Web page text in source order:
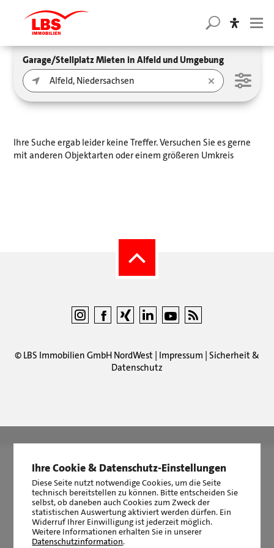
Garage/Stellplatz Mieten in Alfeld und Umgebung
Ihre Suche ergab leider keine Treffer. Versuchen Sie es gerne
mit anderen Objektarten oder einem größeren Umkreis
© LBS Immobilien GmbH NordWest | Impressum | Sicherheit &
Datenschutz
|2510Bewertungen auf ProvenExpert.com
Ihre Cookie & Datenschutz-Einstellungen
Diese Seite nutzt notwendige Cookies, um die Seite
technisch bereitstellen zu können. Bitte entscheiden Sie
selbst, ob daneben auch Cookies zum Zweck der
statistischen Auswertung aktiviert werden dürfen. Ein
Widerruf Ihrer Einwilligung ist jederzeit möglich.
Weitere Informationen erhalten Sie in unserer
Datenschutzinformation.